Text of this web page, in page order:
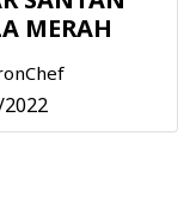
MERAH